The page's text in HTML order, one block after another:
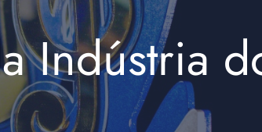
Indústria